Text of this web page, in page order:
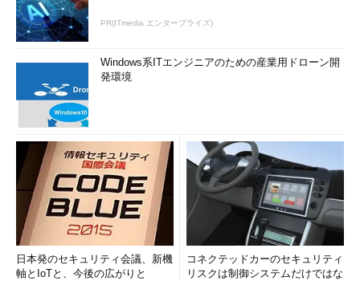
PR(ITmedia エンタープライズ)
Windows系ITエンジニアのための産業用ドローン開
発環境
日本発のセキュリティ会議、新機
軸とIoTと、今後の広がりと
コネクテッドカーのセキュリティ
リスクは制御システムだけではな